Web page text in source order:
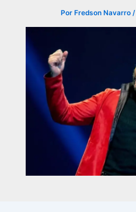
Por Fredson Navarro /